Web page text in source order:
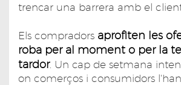
trencar una barrera amb el
Els compradors aprofiten les
roba per al moment o per la
tardor. Un cap de setmana
on comerços i consumidors